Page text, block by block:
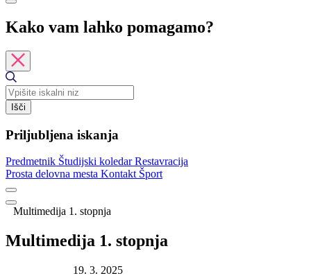
Kako vam lahko pomagamo?
Išči
Priljubljena iskanja
Predmetnik Študijski koledarRestavracija
Prosta delovna mesta Kontakt Šport
Multimedija 1. stopnja
Multimedija 1. stopnja
19. 3. 2025